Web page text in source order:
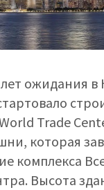
ожидания
Trade
которая
комплекса
Высота